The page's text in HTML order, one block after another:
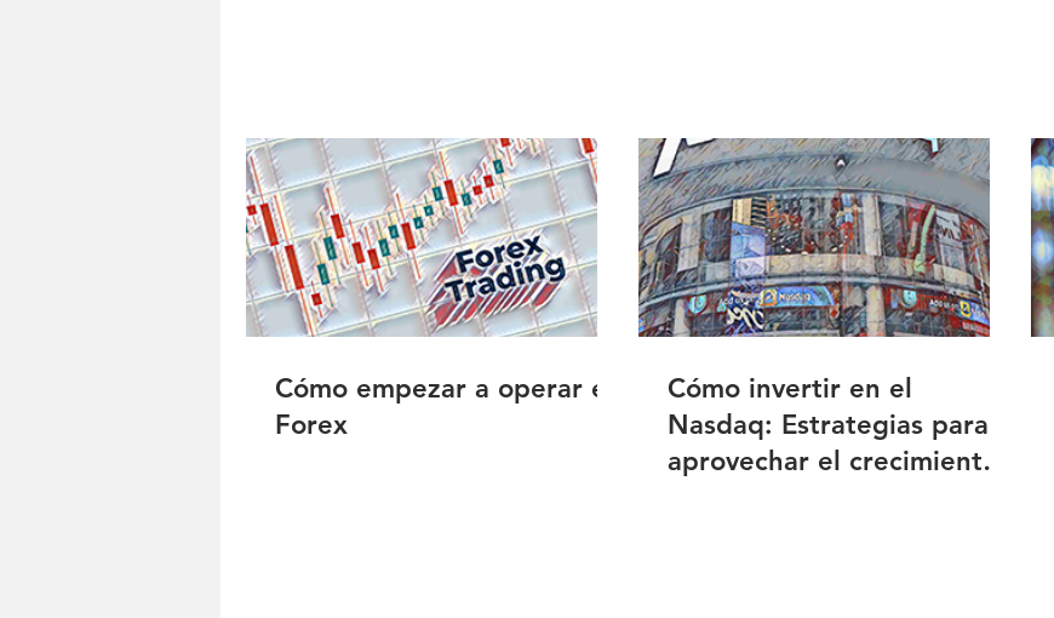
Cómo empezar a operar en
Forex
Cómo invertir en el
Nasdaq: Estrategias para
aprovechar el crecimiento